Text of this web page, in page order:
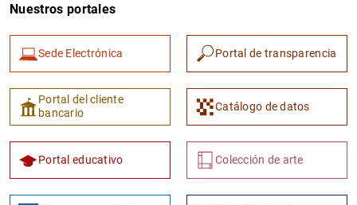
1 2
Nuestros portales
Sede Electrónica Portal de transparencia
Portal del cliente
bancario
Catálogo de datos
Portal educativo Colección de arte